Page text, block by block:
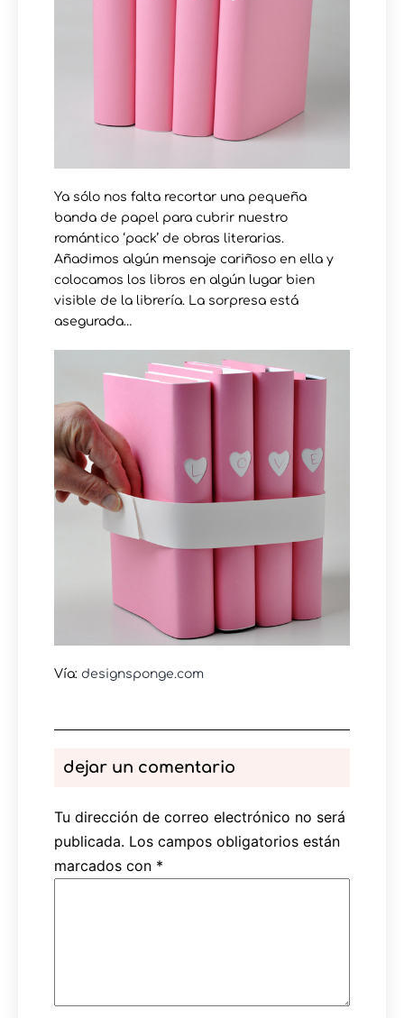
Ya sólo nos falta recortar una pequeña
banda de papel para cubrir nuestro
romántico ‘pack’ de obras literarias.
Añadimos algún mensaje cariñoso en ella y
colocamos los libros en algún lugar bien
visible de la librería. La sorpresa está
asegurada…
Vía: designsponge.com
dejar un comentario
Tu dirección de correo electrónico no será
publicada. Los campos obligatorios están
marcados con *